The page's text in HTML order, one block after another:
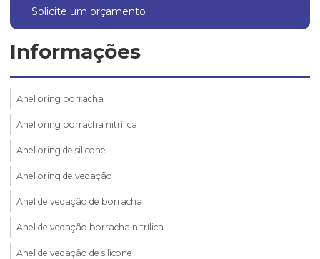
Solicite um orçamento
Informações
Anel oring borracha
Anel oring borracha nitrílica
Anel oring de silicone
Anel oring de vedação
Anel de vedação de borracha
Anel de vedação borracha nitrílica
Anel de vedação de silicone